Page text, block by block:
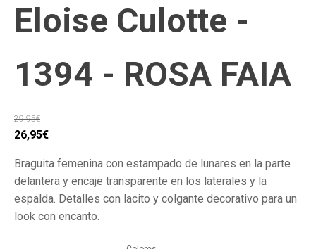
Eloise Culotte -
1394 - ROSA FAIA
29,95€
El
original
era:
29,95€.
26,95€El
actual
es:
26,95€.
Braguita femenina con estampado de lunares en la parte
delantera y encaje transparente en los laterales y la
espalda. Detalles con lacito y colgante decorativo para un
look con encanto.